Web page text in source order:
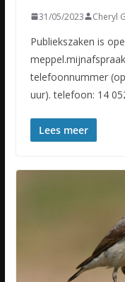
31/05/2023 Cheryl
Publiekszaken is
telefoonnummer
uur). telefoon: 14
Lees meer